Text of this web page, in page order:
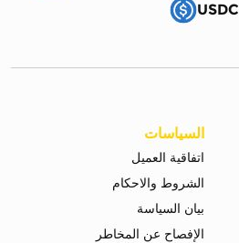
USDC
السياسات
اتفاقية العميل
الشروط والاحكام
بيان السياسة
الإفصاح عن المخاطر